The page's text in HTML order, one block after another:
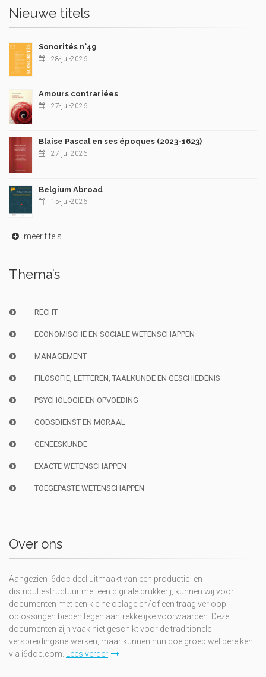
Nieuwe titels
Sonorités n°49
28-jul-2026
Amours contrariées
27-jul-2026
Blaise Pascal en ses époques (2023-1623)
27-jul-2026
Belgium Abroad
15-jul-2026
meer titels
Thema’s
RECHT
ECONOMISCHE EN SOCIALE WETENSCHAPPEN
MANAGEMENT
FILOSOFIE, LETTEREN, TAALKUNDE EN GESCHIEDENIS
PSYCHOLOGIE EN OPVOEDING
GODSDIENST EN MORAAL
GENEESKUNDE
EXACTE WETENSCHAPPEN
TOEGEPASTE WETENSCHAPPEN
Over ons
Aangezien i6doc deel uitmaakt van een productie- en
distributiestructuur met een digitale drukkerij, kunnen wij voor
documenten met een kleine oplage en/of een traag verloop
oplossingen bieden tegen aantrekkelijke voorwaarden. Deze
documenten zijn vaak niet geschikt voor de traditionele
verspreidingsnetwerken, maar kunnen hun doelgroep wel bereiken
via i6doc.com. Lees verder